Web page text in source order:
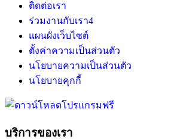
ติดต่อเรา
ร่วมงานกับเรา4
แผนผังเว็บไซต์
ตั้งค่าความเป็นส่วนตัว
นโยบายความเป็นส่วนตัว
นโยบายคุกกี้
บริการของเรา